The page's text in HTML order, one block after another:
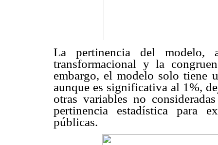
La pertinencia del modelo,
transformacional y la
embargo, el modelo solo tiene
aunque es significativa al 1%,
otras variables no
pertinencia estadística para
públicas.